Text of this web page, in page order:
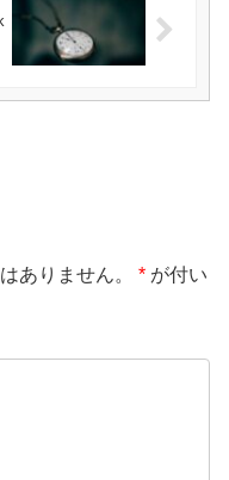
ありません。 * が付い